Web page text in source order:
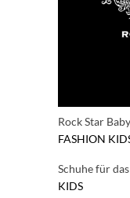
Rock Star
FASHION
Schuhe für
KIDS